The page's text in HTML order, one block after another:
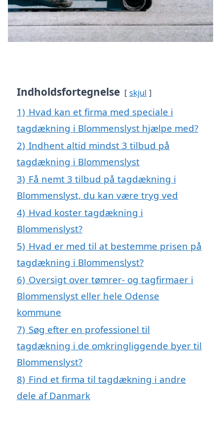
Indholdsfortegnelse skjul
1) Hvad kan et firma med speciale i
tagdækning i Blommenslyst hjælpe med?
2) Indhent altid mindst 3 tilbud på
tagdækning i Blommenslyst
3) Få nemt 3 tilbud på tagdækning i
Blommenslyst, du kan være tryg ved
4) Hvad koster tagdækning i
Blommenslyst?
5) Hvad er med til at bestemme prisen på
tagdækning i Blommenslyst?
6) Oversigt over tømrer- og tagfirmaer i
Blommenslyst eller hele Odense
kommune
7) Søg efter en professionel til
tagdækning i de omkringliggende byer til
Blommenslyst?
8) Find et firma til tagdækning i andre
dele af Danmark